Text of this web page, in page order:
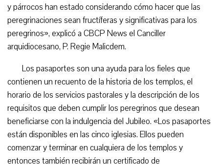
y párrocos han estado considerando cómo hacer que las
peregrinaciones sean fructíferas y significativas para los
peregrinos», explicó a CBCP News el Canciller
arquidiocesano, P. Regie Malicdem.
Los pasaportes son una ayuda para los fieles que
contienen un recuento de la historia de los templos, el
horario de los servicios pastorales y la descripción de los
requisitos que deben cumplir los peregrinos que desean
beneficiarse con la indulgencia del Jubileo. «Los pasaportes
están disponibles en las cinco iglesias. Ellos pueden
comenzar y terminar en cualquiera de los templos y
entonces también recibirán un certificado de